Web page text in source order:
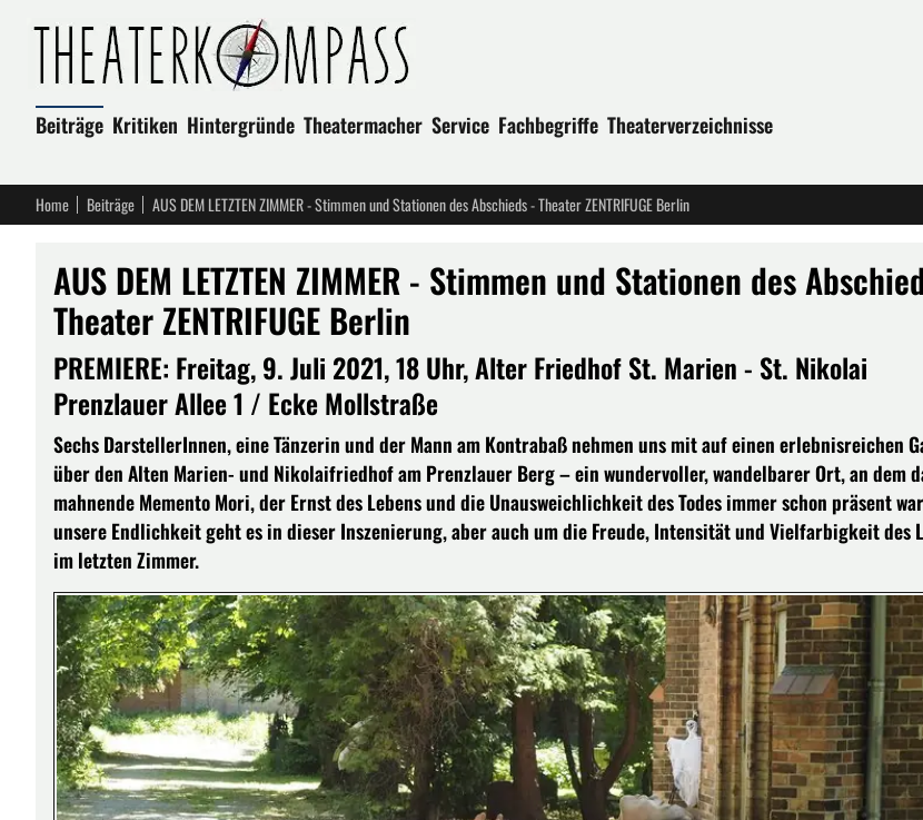
Beiträge Kritiken Hintergründe Theatermacher Service Fachbegriffe Theaterverzeichnisse
Home Beiträge AUS DEM LETZTEN ZIMMER - Stimmen und Stationen des Abschieds - Theater ZENTRIFUGE Berlin
AUS DEM LETZTEN ZIMMER - Stimmen und Stationen des
Theater ZENTRIFUGE Berlin
PREMIERE: Freitag, 9. Juli 2021, 18 Uhr, Alter Friedhof St. Marien - St. Nikolai
Prenzlauer Allee 1 / Ecke Mollstraße
Sechs DarstellerInnen, eine Tänzerin und der Mann am Kontrabaß nehmen uns mit auf einen erlebnisreichen
über den Alten Marien- und Nikolaifriedhof am Prenzlauer Berg – ein wundervoller, wandelbarer Ort, an dem
mahnende Memento Mori, der Ernst des Lebens und die Unausweichlichkeit des Todes immer schon präsent
unsere Endlichkeit geht es in dieser Inszenierung, aber auch um die Freude, Intensität und Vielfarbigkeit des
im letzten Zimmer.